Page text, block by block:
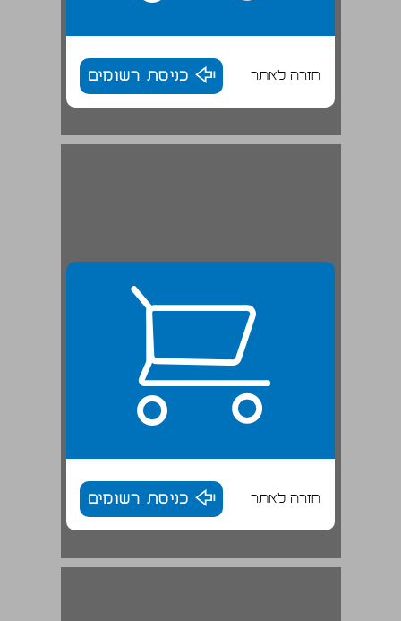
חזרה לאתר כניסת רשומים
חזרה לאתר כניסת רשומים